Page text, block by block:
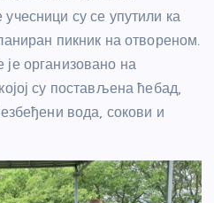
су се упутили ка
пикник на отвореном.
организовано на
су постављена ћебад,
вода, сокови и